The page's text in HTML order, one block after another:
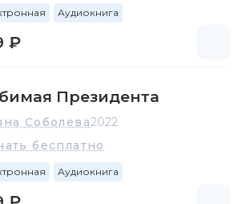
Аудиокнига
₽
Президента
Соболева2022
бесплатно
Аудиокнига